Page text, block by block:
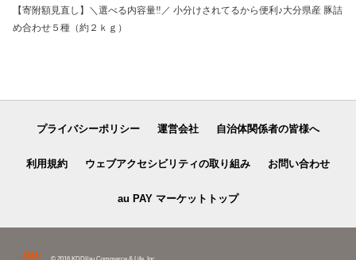
【寄附額見直し】＼選べる内容量‼／ 小分けされてるから便利♪大分県産 豚詰
め合わせ５種（約２ｋｇ）
プライバシーポリシー 運営会社 自治体関係者の皆様へ
利用規約 ウェブアクセシビリティの取り組み お問い合わせ
au PAY マーケットトップ